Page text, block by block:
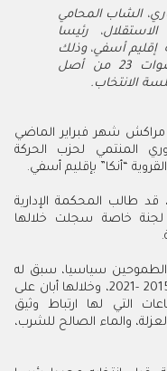
، الشاب المحامي
رئيسا
إقليم أسفي، وذلك
بعد حصوله على أغلبية الأصوات 23 من أصل
شهر فبراير الماضي
المنتمي لحزب الحركة
“أنكا” بإقليم أسفي.
طالب المحكمة الإدارية
لجنة خاصة سجلت خلالها
سياسيا، سبق له
أن ترأس نفس الجماعة في الفترة ما بين 2015 -2021، وخلالها أبان على
التي لها ارتباط وثيق
والماء الصالح للشرب،